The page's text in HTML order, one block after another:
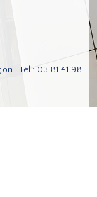
| Tél : 03 81 41 98